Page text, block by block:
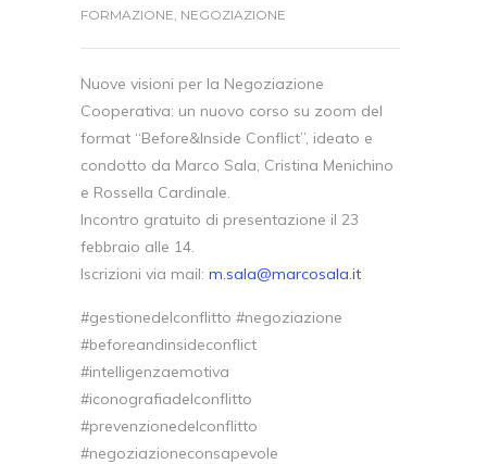
FORMAZIONE, NEGOZIAZIONE
Nuove visioni per la Negoziazione
Cooperativa: un nuovo corso su zoom del
format “Before&Inside Conflict”, ideato e
condotto da Marco Sala, Cristina Menichino
e Rossella Cardinale.
Incontro gratuito di presentazione il 23
febbraio alle 14.
Iscrizioni via mail: m.sala@marcosala.it
#gestionedelconflitto #negoziazione
#beforeandinsideconflict
#intelligenzaemotiva
#iconografiadelconflitto
#prevenzionedelconflitto
#negoziazioneconsapevole